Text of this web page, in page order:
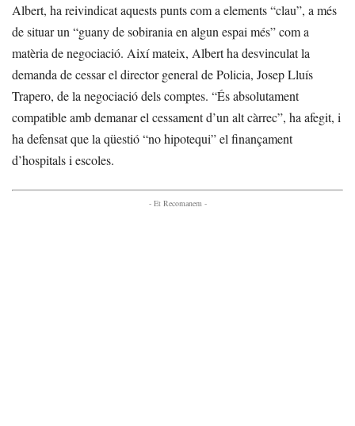
Albert, ha reivindicat aquests punts com a elements “clau”, a més
de situar un “guany de sobirania en algun espai més” com a
matèria de negociació. Així mateix, Albert ha desvinculat la
demanda de cessar el director general de Policia, Josep Lluís
Trapero, de la negociació dels comptes. “És absolutament
compatible amb demanar el cessament d’un alt càrrec”, ha afegit, i
ha defensat que la qüestió “no hipotequi” el finançament
d’hospitals i escoles.
- Et Recomanem -